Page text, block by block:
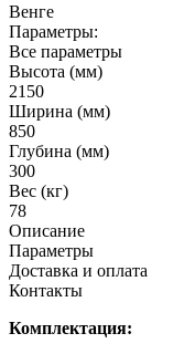
Венге
Параметры:
Все параметры
Высота (мм)
2150
Ширина (мм)
850
Глубина (мм)
300
Вес (кг)
78
Описание
Параметры
Доставка и оплата
Контакты
Комплектация: